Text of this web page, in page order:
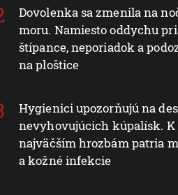
Dovolenka sa zmenila na
moru. Namiesto oddychu
štípance, neporiadok a
na ploštice
Hygienici upozorňujú na
nevyhovujúcich kúpalísk. K
najväčším hrozbám patria
a kožné infekcie